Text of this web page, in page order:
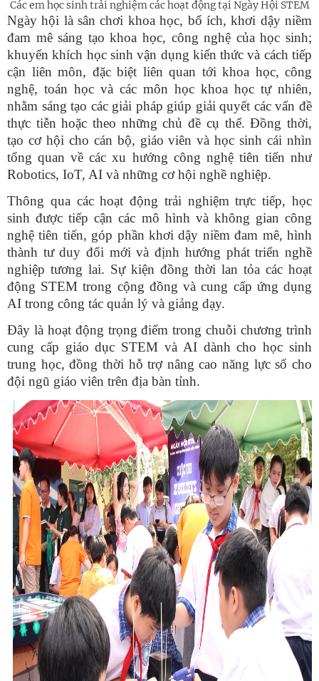
Các em học sinh trải nghiệm các hoạt động tại Ngày Hội STEM
Ngày hội là sân chơi khoa học, bổ ích, khơi dậy niềm
đam mê sáng tạo khoa học, công nghệ của học sinh;
khuyến khích học sinh vận dụng kiến thức và cách tiếp
cận liên môn, đặc biệt liên quan tới khoa học, công
nghệ, toán học và các môn học khoa học tự nhiên,
nhằm sáng tạo các giải pháp giúp giải quyết các vấn đề
thực tiễn hoặc theo những chủ đề cụ thể. Đồng thời,
tạo cơ hội cho cán bộ, giáo viên và học sinh cái nhìn
tổng quan về các xu hướng công nghệ tiên tiến như
Robotics, IoT, AI và những cơ hội nghề nghiệp.
Thông qua các hoạt động trải nghiệm trực tiếp, học
sinh được tiếp cận các mô hình và không gian công
nghệ tiên tiến, góp phần khơi dậy niềm đam mê, hình
thành tư duy đổi mới và định hướng phát triển nghề
nghiệp tương lai. Sự kiện đồng thời lan tỏa các hoạt
động STEM trong cộng đồng và cung cấp ứng dụng
AI trong công tác quản lý và giảng dạy.
Đây là hoạt động trọng điểm trong chuỗi chương trình
cung cấp giáo dục STEM và AI dành cho học sinh
trung học, đồng thời hỗ trợ nâng cao năng lực số cho
đội ngũ giáo viên trên địa bàn tỉnh.